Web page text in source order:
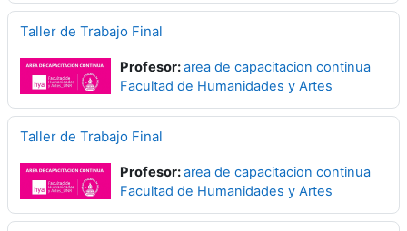
Taller de Trabajo Final
Profesor:area de capacitacion continua
Facultad de Humanidades y Artes
Taller de Trabajo Final
Profesor:area de capacitacion continua
Facultad de Humanidades y Artes